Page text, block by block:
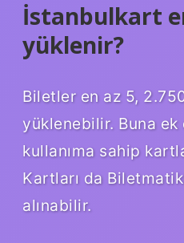
İstanbulkart
yüklenir?
Biletler en az 5,
yüklenebilir. Buna ek
kullanıma sahip
Kartları da
alınabilir.